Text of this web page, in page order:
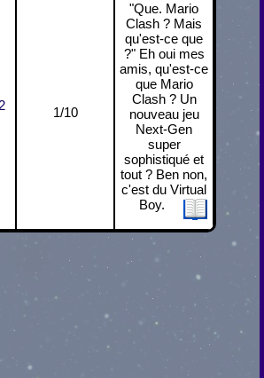
1/10
"Que. Mario
Clash ? Mais
qu'est-ce que
?" Eh oui mes
amis, qu'est-ce
que Mario
Clash ? Un
nouveau jeu
Next-Gen
super
sophistiqué et
tout ? Ben non,
c'est du Virtual
Boy.